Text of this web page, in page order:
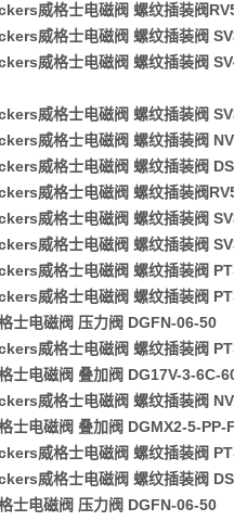
威格士电磁阀 螺纹插装阀
威格士电磁阀 螺纹插装阀
威格士电磁阀 螺纹插装阀
威格士电磁阀 螺纹插装阀
威格士电磁阀 螺纹插装阀
威格士电磁阀 螺纹插装阀
威格士电磁阀 螺纹插装阀
威格士电磁阀 螺纹插装阀
威格士电磁阀 螺纹插装阀
威格士电磁阀 螺纹插装阀
威格士电磁阀 螺纹插装阀
士电磁阀 压力阀 DGFN-06-50
威格士电磁阀 螺纹插装阀
士电磁阀 叠加阀 DG17V-3-6C-
威格士电磁阀 螺纹插装阀
士电磁阀 叠加阀 DGMX2-5-PP-
威格士电磁阀 螺纹插装阀
威格士电磁阀 螺纹插装阀
士电磁阀 压力阀 DGFN-06-50